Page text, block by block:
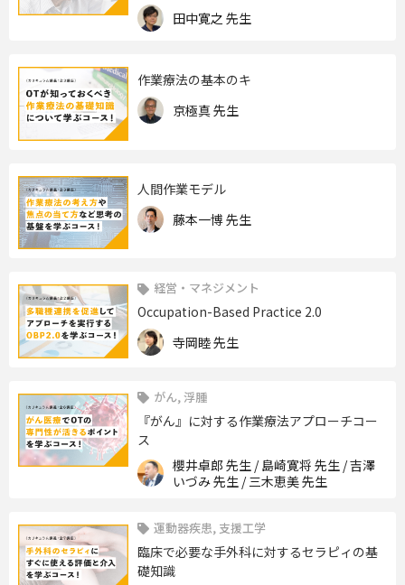
田中寛之 先生
作業療法の基本のキ
京極真 先生
人間作業モデル
藤本一博 先生
経営・マネジメント
Occupation-Based Practice 2.0
寺岡睦 先生
がん, 浮腫
『がん』に対する作業療法アプローチコー
ス
櫻井卓郎 先生 / 島崎寛将 先生 / 吉澤
いづみ 先生 / 三木恵美 先生
運動器疾患, 支援工学
臨床で必要な手外科に対するセラピィの基
礎知識